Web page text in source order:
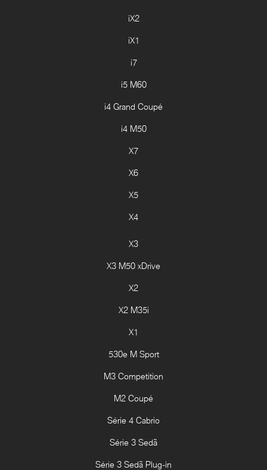
iX2
iX1
i7
i5 M60
i4 Grand Coupé
i4 M50
X7
X6
X5
X4
X3
X3 M50 xDrive
X2
X2 M35i
X1
530e M Sport
M3 Competition
M2 Coupé
Série 4 Cabrio
Série 3 Sedã
Série 3 Sedã Plug-in